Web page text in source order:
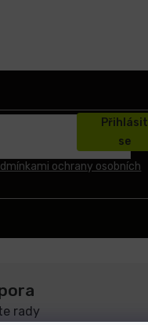
ochrany osobních
Přihlásit
se
rady